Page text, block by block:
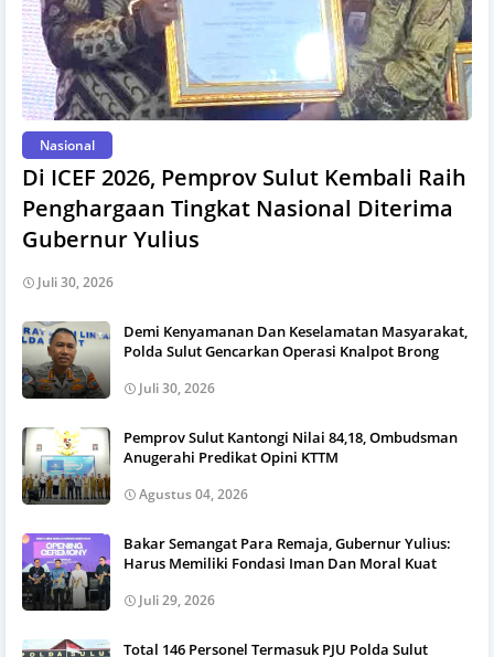
Nasional
Di ICEF 2026, Pemprov Sulut Kembali Raih
Penghargaan Tingkat Nasional Diterima
Gubernur Yulius
Juli 30, 2026
Demi Kenyamanan Dan Keselamatan Masyarakat,
Polda Sulut Gencarkan Operasi Knalpot Brong
Juli 30, 2026
Pemprov Sulut Kantongi Nilai 84,18, Ombudsman
Anugerahi Predikat Opini KTTM
Agustus 04, 2026
Bakar Semangat Para Remaja, Gubernur Yulius:
Harus Memiliki Fondasi Iman Dan Moral Kuat
Juli 29, 2026
Total 146 Personel Termasuk PJU Polda Sulut